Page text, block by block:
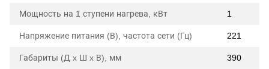
Мощность на 1 ступени нагрева, кВт 1
Напряжение питания (В), частота сети (Гц) 221
Габариты (Д x Ш x В), мм 390